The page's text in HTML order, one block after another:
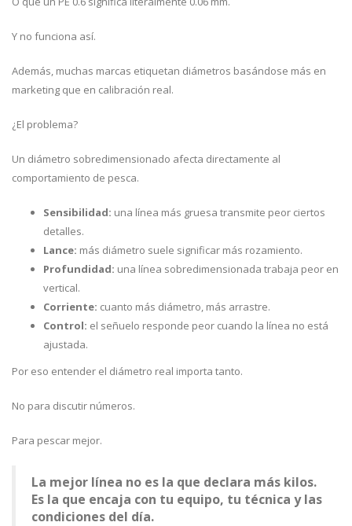
Y no funciona así.
Además, muchas marcas etiquetan diámetros basándose más en
marketing que en calibración real.
¿El problema?
Un diámetro sobredimensionado afecta directamente al
comportamiento de pesca.
Sensibilidad: una línea más gruesa transmite peor ciertos
detalles.
Lance: más diámetro suele significar más rozamiento.
Profundidad: una línea sobredimensionada trabaja peor en
vertical.
Corriente: cuanto más diámetro, más arrastre.
Control: el señuelo responde peor cuando la línea no está
ajustada.
Por eso entender el diámetro real importa tanto.
No para discutir números.
Para pescar mejor.
La mejor línea no es la que declara más kilos.
Es la que encaja con tu equipo, tu técnica y las
condiciones del día.